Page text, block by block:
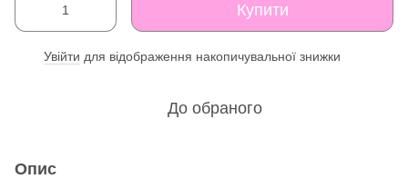
Купити
Увійти для відображення накопичувальної знижки
До обраного
Опис